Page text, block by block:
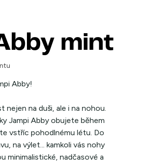
mint
Abby!
nejen na duši, ale i na nohou.
Jampi Abby obujete během
vstříc pohodlnému létu. Do
na výlet... kamkoli vás nohy
minimalistické, nadčasové a